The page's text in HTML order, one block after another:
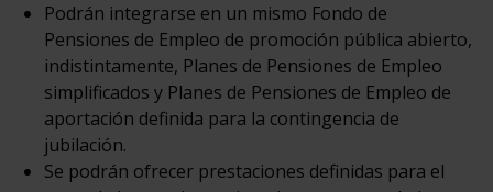
Podrán integrarse en un mismo Fondo de
Pensiones de Empleo de promoción pública abierto,
indistintamente, Planes de Pensiones de Empleo
simplificados y Planes de Pensiones de Empleo de
aportación definida para la contingencia de
jubilación.
Se podrán ofrecer prestaciones definidas para el